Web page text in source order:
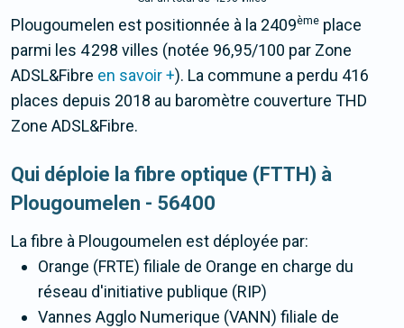
Plougoumelen est positionnée à la 2409ème place
parmi les 4 298 villes (notée 96,95/100 par Zone
ADSL&Fibre en savoir +). La commune a perdu 416
places depuis 2018 au baromètre couverture THD
Zone ADSL&Fibre.
Qui déploie la fibre optique (FTTH) à
Plougoumelen - 56400
La fibre à Plougoumelen est déployée par:
Orange (FRTE) filiale de Orange en charge du
réseau d'initiative publique (RIP)
Vannes Agglo Numerique (VANN) filiale de